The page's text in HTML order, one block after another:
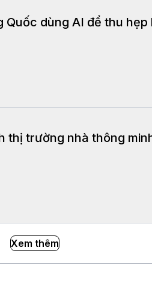
Quốc dùng AI để thu
thị trường nhà thông
Xem thêm